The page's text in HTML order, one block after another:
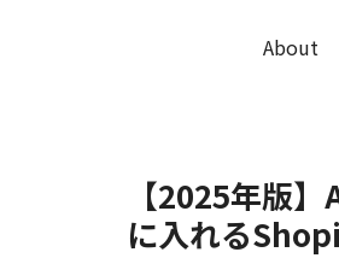
About
【2025年版
に入れる